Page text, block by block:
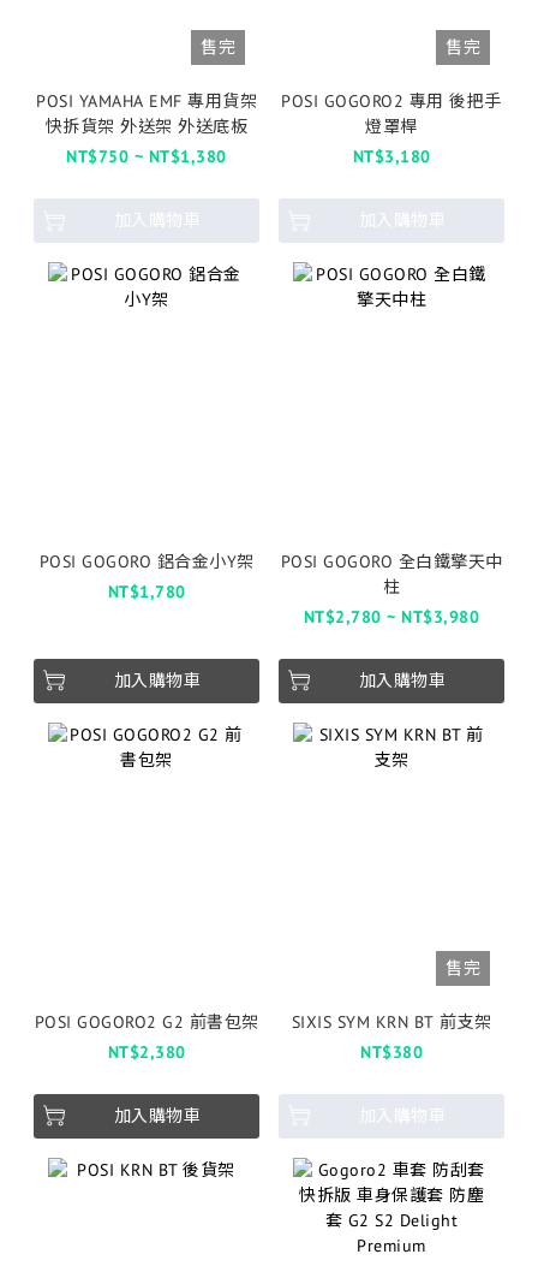
售完
POSI YAMAHA EMF 專用貨架
快拆貨架 外送架 外送底板
NT$750 ~ NT$1,380
加入購物車
售完
POSI GOGORO2 專用 後把手
燈罩桿
NT$3,180
加入購物車
POSI GOGORO 鋁合金小Y架
NT$1,780
加入購物車
POSI GOGORO 全白鐵擎天中
柱
NT$2,780 ~ NT$3,980
加入購物車
POSI GOGORO2 G2 前書包架
NT$2,380
加入購物車
售完
SIXIS SYM KRN BT 前支架
NT$380
加入購物車